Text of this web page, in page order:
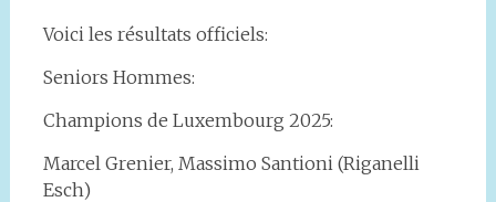
Voici les résultats officiels:
Seniors Hommes:
Champions de Luxembourg 2025:
Marcel Grenier, Massimo Santioni (Riganelli
Esch)